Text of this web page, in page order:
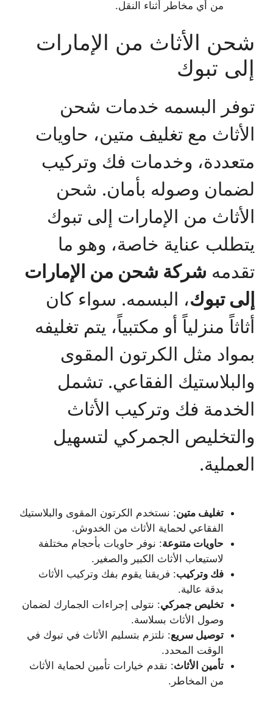
من أي مخاطر أثناء النقل.
شحن الأثاث من الإمارات
إلى تبوك
توفر البسمه خدمات شحن
الأثاث مع تغليف متين، حاويات
متعددة، وخدمات فك وتركيب
لضمان وصوله بأمان. شحن
الأثاث من الإمارات إلى تبوك
يتطلب عناية خاصة، وهو ما
تقدمه شركة شحن من الإمارات
إلى تبوك، البسمه. سواء كان
أثاثاً منزلياً أو مكتبياً، يتم تغليفه
بمواد مثل الكرتون المقوى
والبلاستيك الفقاعي. تشمل
الخدمة فك وتركيب الأثاث
والتخليص الجمركي لتسهيل
العملية.
تغليف متين: نستخدم الكرتون المقوى والبلاستيك
الفقاعي لحماية الأثاث من الخدوش.
حاويات متنوعة: نوفر حاويات بأحجام مختلفة
لاستيعاب الأثاث الكبير والصغير.
فك وتركيب: فريقنا يقوم بفك وتركيب الأثاث
بدقة عالية.
تخليص جمركي: نتولى إجراءات الجمارك لضمان
وصول الأثاث بسلاسة.
توصيل سريع: نلتزم بتسليم الأثاث في تبوك في
الوقت المحدد.
تأمين الأثاث: نقدم خيارات تأمين لحماية الأثاث
من المخاطر.